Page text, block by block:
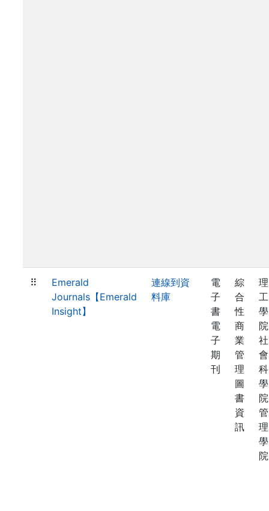
⠿
Emerald
Journals【Emerald
Insight】
連線到資
料庫
電
子
書
電
子
期
刊
綜
合
性
商
業
管
理
圖
書
資
訊
理
工
學
院
社
會
科
學
院
管
理
學
院